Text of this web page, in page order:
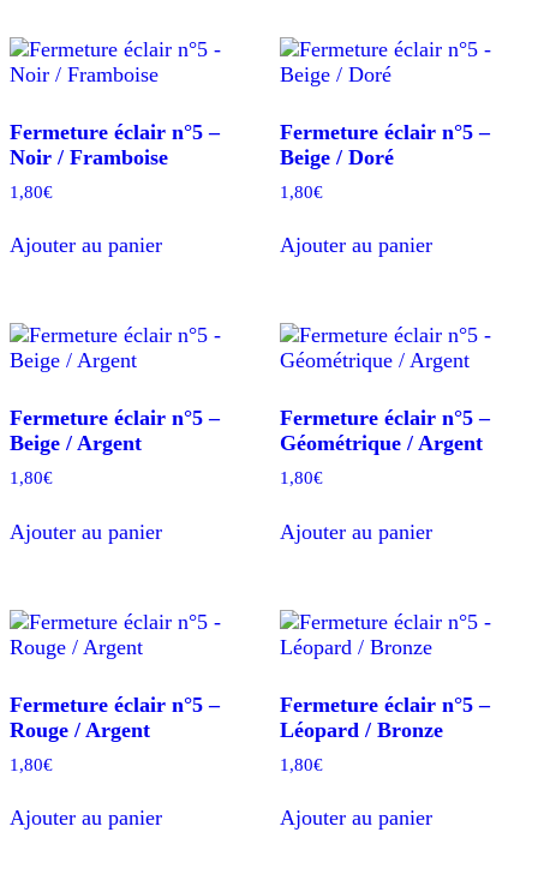
Fermeture éclair n°5 –
Noir / Framboise
1,80€
Ajouter au panier
Fermeture éclair n°5 –
Beige / Doré
1,80€
Ajouter au panier
Fermeture éclair n°5 –
Beige / Argent
1,80€
Ajouter au panier
Fermeture éclair n°5 –
Géométrique / Argent
1,80€
Ajouter au panier
Fermeture éclair n°5 –
Rouge / Argent
1,80€
Ajouter au panier
Fermeture éclair n°5 –
Léopard / Bronze
1,80€
Ajouter au panier